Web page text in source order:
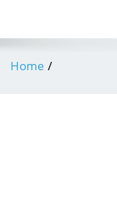
Home